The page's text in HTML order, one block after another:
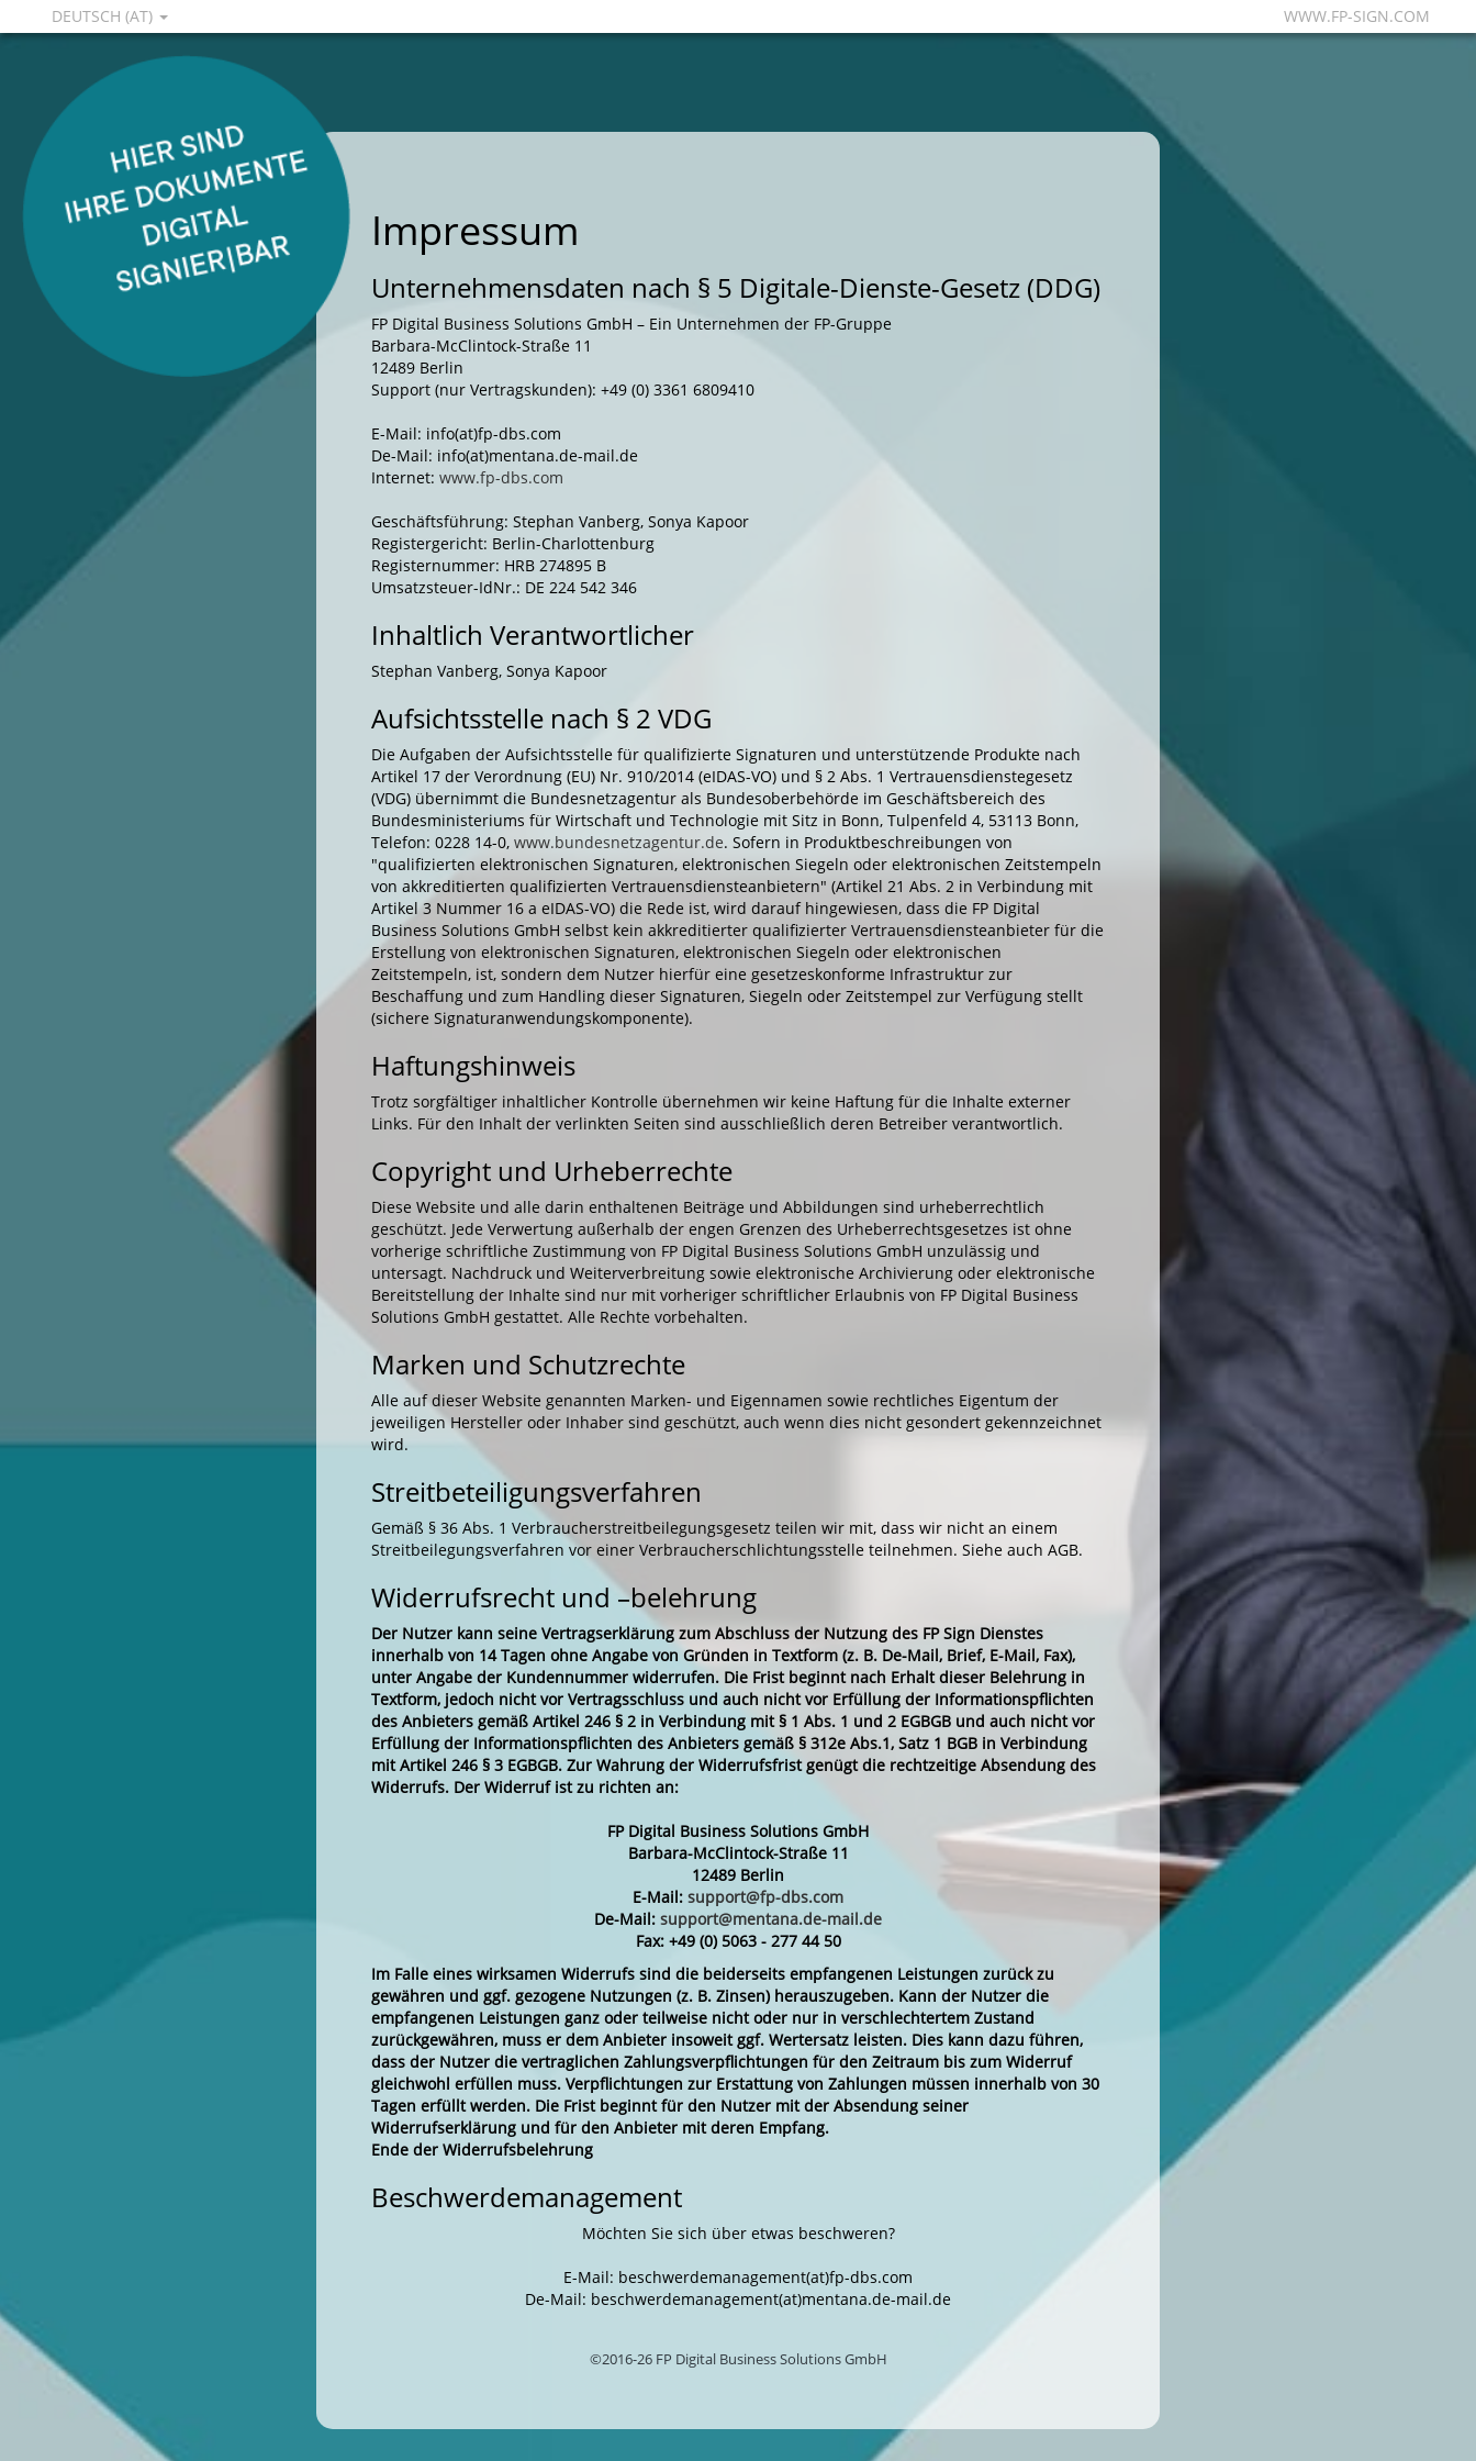
DEUTSCH (AT) WWW.FP-SIGN.COM
Impressum
Unternehmensdaten nach § 5 Digitale-Dienste-Gesetz (DDG)
FP Digital Business Solutions GmbH – Ein Unternehmen der FP-Gruppe
Barbara-McClintock-Straße 11
12489 Berlin
Support (nur Vertragskunden): +49 (0) 3361 6809410
E-Mail: info(at)fp-dbs.com
De-Mail: info(at)mentana.de-mail.de
Internet: www.fp-dbs.com
Geschäftsführung: Stephan Vanberg, Sonya Kapoor
Registergericht: Berlin-Charlottenburg
Registernummer: HRB 274895 B
Umsatzsteuer-IdNr.: DE 224 542 346
Inhaltlich Verantwortlicher
Stephan Vanberg, Sonya Kapoor
Aufsichtsstelle nach § 2 VDG
Die Aufgaben der Aufsichtsstelle für qualifizierte Signaturen und unterstützende Produkte nach
Artikel 17 der Verordnung (EU) Nr. 910/2014 (eIDAS-VO) und § 2 Abs. 1 Vertrauensdienstegesetz
(VDG) übernimmt die Bundesnetzagentur als Bundesoberbehörde im Geschäftsbereich des
Bundesministeriums für Wirtschaft und Technologie mit Sitz in Bonn, Tulpenfeld 4, 53113 Bonn,
Telefon: 0228 14-0, www.bundesnetzagentur.de. Sofern in Produktbeschreibungen von
"qualifizierten elektronischen Signaturen, elektronischen Siegeln oder elektronischen Zeitstempeln
von akkreditierten qualifizierten Vertrauensdiensteanbietern" (Artikel 21 Abs. 2 in Verbindung mit
Artikel 3 Nummer 16 a eIDAS-VO) die Rede ist, wird darauf hingewiesen, dass die FP Digital
Business Solutions GmbH selbst kein akkreditierter qualifizierter Vertrauensdiensteanbieter für die
Erstellung von elektronischen Signaturen, elektronischen Siegeln oder elektronischen
Zeitstempeln, ist, sondern dem Nutzer hierfür eine gesetzeskonforme Infrastruktur zur
Beschaffung und zum Handling dieser Signaturen, Siegeln oder Zeitstempel zur Verfügung stellt
(sichere Signaturanwendungskomponente).
Haftungshinweis
Trotz sorgfältiger inhaltlicher Kontrolle übernehmen wir keine Haftung für die Inhalte externer
Links. Für den Inhalt der verlinkten Seiten sind ausschließlich deren Betreiber verantwortlich.
Copyright und Urheberrechte
Diese Website und alle darin enthaltenen Beiträge und Abbildungen sind urheberrechtlich
geschützt. Jede Verwertung außerhalb der engen Grenzen des Urheberrechtsgesetzes ist ohne
vorherige schriftliche Zustimmung von FP Digital Business Solutions GmbH unzulässig und
untersagt. Nachdruck und Weiterverbreitung sowie elektronische Archivierung oder elektronische
Bereitstellung der Inhalte sind nur mit vorheriger schriftlicher Erlaubnis von FP Digital Business
Solutions GmbH gestattet. Alle Rechte vorbehalten.
Marken und Schutzrechte
Alle auf dieser Website genannten Marken- und Eigennamen sowie rechtliches Eigentum der
jeweiligen Hersteller oder Inhaber sind geschützt, auch wenn dies nicht gesondert gekennzeichnet
wird.
Streitbeteiligungsverfahren
Gemäß § 36 Abs. 1 Verbraucherstreitbeilegungsgesetz teilen wir mit, dass wir nicht an einem
Streitbeilegungsverfahren vor einer Verbraucherschlichtungsstelle teilnehmen. Siehe auch AGB.
Widerrufsrecht und –belehrung
Der Nutzer kann seine Vertragserklärung zum Abschluss der Nutzung des FP Sign Dienstes
innerhalb von 14 Tagen ohne Angabe von Gründen in Textform (z. B. De-Mail, Brief, E-Mail, Fax),
unter Angabe der Kundennummer widerrufen. Die Frist beginnt nach Erhalt dieser Belehrung in
Textform, jedoch nicht vor Vertragsschluss und auch nicht vor Erfüllung der Informationspflichten
des Anbieters gemäß Artikel 246 § 2 in Verbindung mit § 1 Abs. 1 und 2 EGBGB und auch nicht vor
Erfüllung der Informationspflichten des Anbieters gemäß § 312e Abs.1, Satz 1 BGB in Verbindung
mit Artikel 246 § 3 EGBGB. Zur Wahrung der Widerrufsfrist genügt die rechtzeitige Absendung des
Widerrufs. Der Widerruf ist zu richten an:
FP Digital Business Solutions GmbH
Barbara-McClintock-Straße 11
12489 Berlin
E-Mail: support@fp-dbs.com
De-Mail: support@mentana.de-mail.de
Fax: +49 (0) 5063 - 277 44 50
Im Falle eines wirksamen Widerrufs sind die beiderseits empfangenen Leistungen zurück zu
gewähren und ggf. gezogene Nutzungen (z. B. Zinsen) herauszugeben. Kann der Nutzer die
empfangenen Leistungen ganz oder teilweise nicht oder nur in verschlechtertem Zustand
zurückgewähren, muss er dem Anbieter insoweit ggf. Wertersatz leisten. Dies kann dazu führen,
dass der Nutzer die vertraglichen Zahlungsverpflichtungen für den Zeitraum bis zum Widerruf
gleichwohl erfüllen muss. Verpflichtungen zur Erstattung von Zahlungen müssen innerhalb von 30
Tagen erfüllt werden. Die Frist beginnt für den Nutzer mit der Absendung seiner
Widerrufserklärung und für den Anbieter mit deren Empfang.
Ende der Widerrufsbelehrung
Beschwerdemanagement
Möchten Sie sich über etwas beschweren?
E-Mail: beschwerdemanagement(at)fp-dbs.com
De-Mail: beschwerdemanagement(at)mentana.de-mail.de
©2016-26 FP Digital Business Solutions GmbH